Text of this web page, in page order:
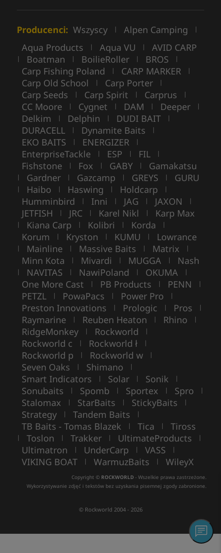
Producenci: Wszyscy | Alpen Camping |
Aqua Products | Aqua VU | AVID CARP
| Boatman | BoilieRoller | BROS |
Carp Fishing Poland | CARP MARKER |
Carp Old School | Carp Porter |
Carp Seeds | Carp Spirit | Carprus |
CC Moore | Cygnet | DAM | Deeper |
Delkim | Delphin | DUDI BAIT |
DURACELL | Dynamite Baits |
EKO BAITS | ENERGIZER |
EnterpriseTackle | ESP | FIL |
Fishstone | Fox | GABY | Gamakatsu
| Gardner | Gazcamp | GREYS | GURU
| Haibo | Haswing | Holdcarp |
Humminbird | Inni | JAG | JAXON |
JETFISH | JRC | Karel Nikl | Karp Max
| Kiana Carp | Kolibri | Korda |
Korum | Kryston | KUMU | Lowrance
| Mainline | Massive Baits | Matrix |
Minn Kota | Mivardi | MUGGA | Nash
| NAVITAS | NawiPoland | OKUMA |
One More Cast | PB Products | PENN |
PETZL | PowaPacs | Power Pro |
Preston Innovations | Prologic | Pros |
Raymarine | Reuben Heaton | Rhino |
RidgeMonkey | Rockworld |
Rockworld c | Rockworld ł |
Rockworld p | Rockworld w |
Seven Oaks | Shimano |
Smart Indicators | Solar | Sonik |
Sonubaits | Spomb | Sportex | Spro |
Stalomax | StarBaits | StickyBaits |
Strategy | Tandem Baits |
TB Baits - Tomas Blazek | Tica | Tiross
| Toslon | Trakker | UltimateProducts |
Ultimatron | UnderCarp | VASS |
VIKING BOAT | WarmuzBaits | WileyX
Copyright © ROCKWORLD - Wszelkie prawa zastrzeżone.
Wykorzystywanie zdjęć i tekstów bez uzyskania pisemnej zgody zabronione.
© Rockworld 2004 - 2026